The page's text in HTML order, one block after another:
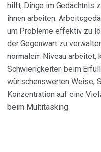
hilft, Dinge im Gedächtnis
ihnen arbeiten.
um Probleme effektiv zu
der Gegenwart zu
normalem Niveau arbeitet,
Schwierigkeiten beim
wünschenswerten Weise,
Konzentration auf eine
beim Multitasking.